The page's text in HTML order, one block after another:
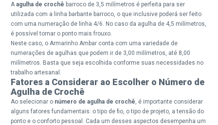
Aagulha de crochê barroco de 3,5 milímetros é perfeita para ser
utilizada com a linha barbante barroco, o que inclusive poderá ser feito
com uma numeração de linha 4/6. No caso da agulha de 4,5 milímetros,
é possível tornar o ponto mais frouxo.
Neste caso, o Armarinho Ambar conta com uma variedade de
numerações de agulhas que podem ir de 3,00 milímetros, até 8,00
milímetros. Basta que seja escolhida conforme suas necessidades no
trabalho artesanal.
Fatores a Considerar ao Escolher o Número de
Agulha de Crochê
Ao selecionar o número de agulha de crochê , é importante considerar
alguns fatores fundamentais: o tipo de fio, o tipo de projeto, a tensão do
ponto e o conforto pessoal. Cada um desses aspectos desempenha um